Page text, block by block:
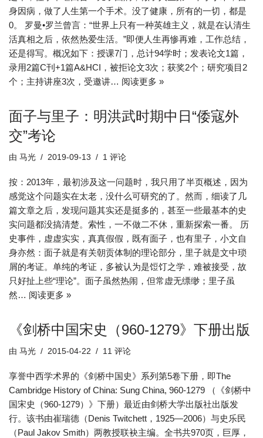
身因病，做了人生第一个手术。没了健康，所有的一切，都是
0。 罗曼•罗兰曾言：“世界上只有一种英雄主义，就是在认清生
活真相之后，依然热爱生活。”即便人生再惨再难，工作总结，
还是得写。概况如下：授课7门，总计94学时；发表论文1篇，
录用2篇C刊+1篇A&HCI，被拒论文3次；获奖2个；研究项目2
个；主持讲座3次，受邀讲… 阅读更多 »
面子与里子：明洪武时期中日“倭寇外
交”考论
由 马光 2019-09-13 1 评论
按：2013年，最初涉及这一问题时，我只用了半页概述，因为
感觉这个问题实在太老，没什么可研究的了。然而，细读了几
篇文章之后，发现问题其实还是挺多的，甚至一些最基本的史
实问题都没搞清楚。索性，一不做二不休，重新探索一番。 历
史事件，虚虚实实，真真假假，既有面子，也有里子，小文自
身亦然：面子就是有关朝贡体制的理论部分，里子就是文中琐
屑的考证。单纯的考证，多被认为是饾饤之学，难被接受，故
只好扯上些“理论”。面子虽然热闹，但常虚无缥缈；里子虽
然… 阅读更多 »
《剑桥中国宋史（960-1279》下册出版
由 马光 2015-04-22 11 评论
享誉中西学术界的《剑桥中国史》系列第5卷下册，即The
Cambridge History of China: Sung China, 960-1279 （《剑桥中
国宋史（960-1279）》下册）最近由剑桥大学出版社出版发
行。该书由崔瑞德（Denis Twitchett，1925—2006）与史乐民
（Paul Jakov Smith）两教授联袂主编。全书共970页，巨厚，